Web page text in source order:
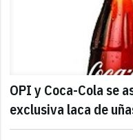
OPI y Coca-Cola se
exclusiva laca de